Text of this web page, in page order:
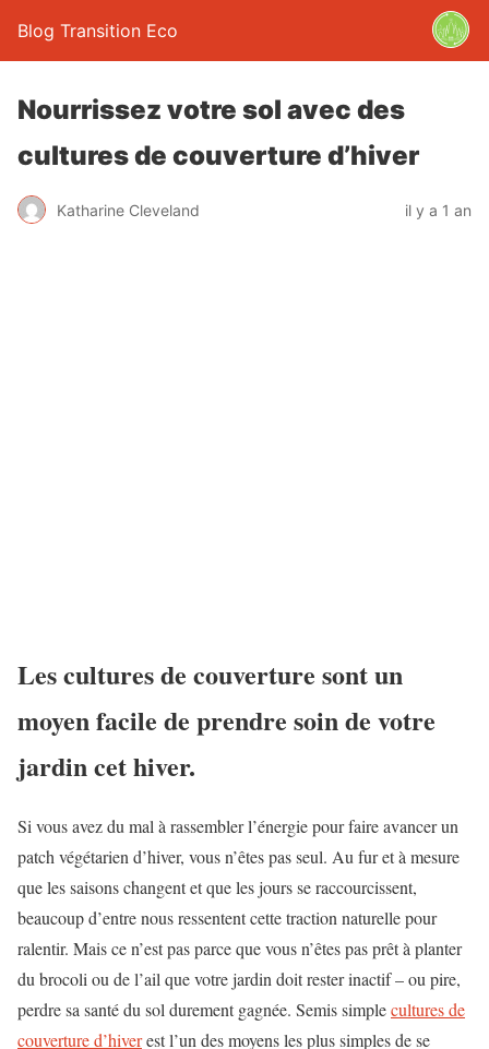
Blog Transition Eco
Nourrissez votre sol avec des
cultures de couverture d’hiver
Katharine Cleveland il y a 1 an
Les cultures de couverture sont un
moyen facile de prendre soin de votre
jardin cet hiver.
Si vous avez du mal à rassembler l’énergie pour faire avancer un
patch végétarien d’hiver, vous n’êtes pas seul. Au fur et à mesure
que les saisons changent et que les jours se raccourcissent,
beaucoup d’entre nous ressentent cette traction naturelle pour
ralentir. Mais ce n’est pas parce que vous n’êtes pas prêt à planter
du brocoli ou de l’ail que votre jardin doit rester inactif – ou pire,
perdre sa santé du sol durement gagnée. Semis simplecultures de
couverture d’hiverest l’un des moyens les plus simples de se